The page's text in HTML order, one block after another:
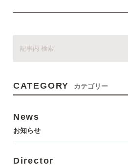
CATEGORY カテゴリー
News
お知らせ
Director